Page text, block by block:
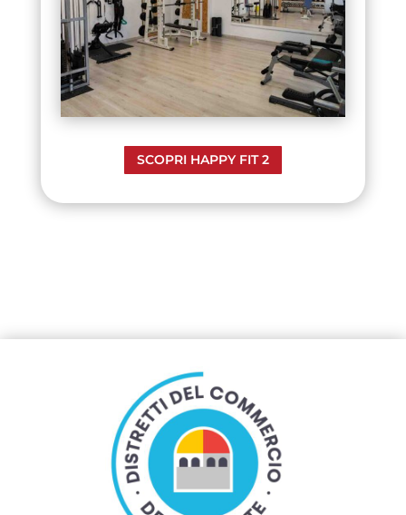
SCOPRI HAPPY FIT 2